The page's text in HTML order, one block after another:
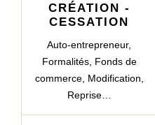
CRÉATION -
CESSATION
Auto-entrepreneur,
Formalités, Fonds de
commerce, Modification,
Reprise…